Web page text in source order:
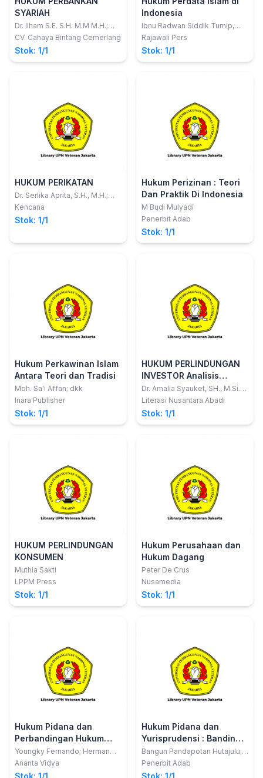
SYARIAH
Dr. Ilham S.E. S.H. M.M M.H.;
Prof. Dr. H. Muslimin H. Kara
CV. Cahaya Bintang Cemerlang
Stok: 1/1
Indonesia
Ibnu Radwan Siddik Turnip,
S.Ag., M.Ag.
Rajawali Pers
Stok: 1/1
HUKUM PERIKATAN
Dr. Serlika Aprita, S.H., M.H.;
Mona Wulandari, S.H., M.H.
Kencana
Stok: 1/1
Hukum Perizinan : Teori
Dan Praktik Di Indonesia
M Budi Mulyadi
Penerbit Adab
Stok: 1/1
Hukum Perkawinan Islam
Antara Teori dan Tradisi
Moh. Sa'i Affan; dkk
Inara Publisher
Stok: 1/1
HUKUM PERLINDUNGAN
INVESTOR Analisis
Investasi Ilegal Binomo
Dr. Amalia Syauket, SH., M.Si.
Dkk
Literasi Nusantara Abadi
Stok: 1/1
HUKUM PERLINDUNGAN
KONSUMEN
Muthia Sakti
LPPM Press
Stok: 1/1
Hukum Perusahaan dan
Hukum Dagang
Peter De Crus
Nusamedia
Stok: 1/1
Hukum Pidana dan
Perbandingan Hukum
Pidana
Youngky Fernando; Herman
Bakir; Herman
Ananta Vidya
Stok: 1/1
Hukum Pidana dan
Yurisprudensi : Banding
dan Kasasi atas Putusan
Bebas
Bangun Pandapotan Hutajulu;
Cynthia Christine Hutagalung
Penerbit Adab
Stok: 1/1